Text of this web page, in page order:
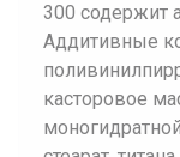
300 содержит
Аддитивные
касторовое